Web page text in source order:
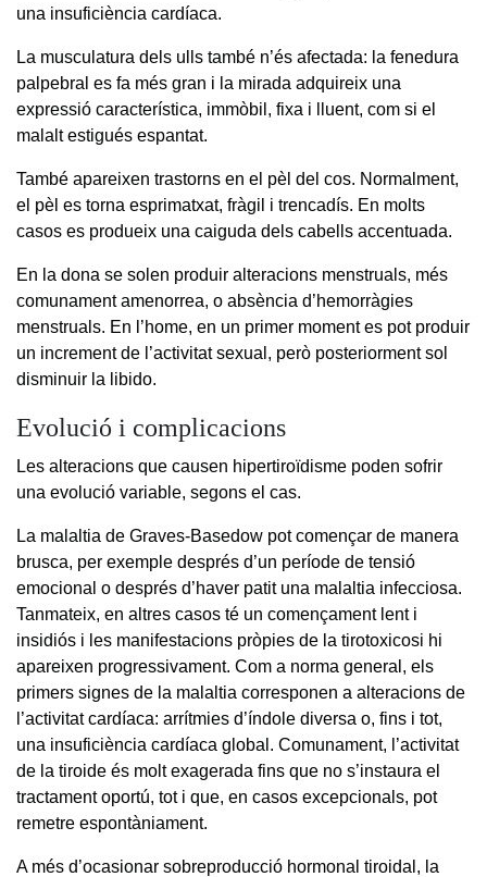
una insuficiència cardíaca.
La musculatura dels ulls també n’és afectada: la fenedura
palpebral es fa més gran i la mirada adquireix una
expressió característica, immòbil, fixa i lluent, com si el
malalt estigués espantat.
També apareixen trastorns en el pèl del cos. Normalment,
el pèl es torna esprimatxat, fràgil i trencadís. En molts
casos es produeix una caiguda dels cabells accentuada.
En la dona se solen produir alteracions menstruals, més
comunament amenorrea, o absència d’hemorràgies
menstruals. En l’home, en un primer moment es pot produir
un increment de l’activitat sexual, però posteriorment sol
disminuir la libido.
Evolució i complicacions
Les alteracions que causen hipertiroïdisme poden sofrir
una evolució variable, segons el cas.
La malaltia de Graves-Basedow pot començar de manera
brusca, per exemple després d’un període de tensió
emocional o després d’haver patit una malaltia infecciosa.
Tanmateix, en altres casos té un començament lent i
insidiós i les manifestacions pròpies de la tirotoxicosi hi
apareixen progressivament. Com a norma general, els
primers signes de la malaltia corresponen a alteracions de
l’activitat cardíaca: arrítmies d’índole diversa o, fins i tot,
una insuficiència cardíaca global. Comunament, l’activitat
de la tiroide és molt exagerada fins que no s’instaura el
tractament oportú, tot i que, en casos excepcionals, pot
remetre espontàniament.
A més d’ocasionar sobreproducció hormonal tiroidal, la